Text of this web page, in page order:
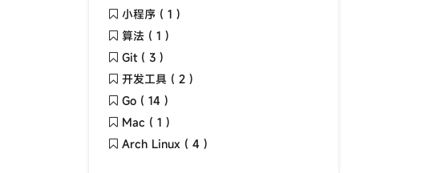
小程序 ( 1 )
算法 ( 1 )
Git ( 3 )
开发工具 ( 2 )
Go ( 14 )
Mac ( 1 )
Arch Linux ( 4 )